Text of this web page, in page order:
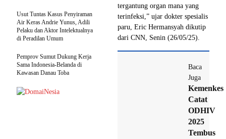
tergantung organ mana yang
terinfeksi,” ujar dokter spesialis
paru, Eric Hermansyah dikutip
dari CNN, Senin (26/05/25).
Baca
Juga
Kemenkes
Catat
ODHIV
2025
Tembus
Usut Tuntas Kasus Penyiraman
Air Keras Andrie Yunus, Adili
Pelaku dan Aktor Intelektualnya
di Peradilan Umum
Pemprov Sumut Dukung Kerja
Sama Indonesia-Belanda di
Kawasan Danau Toba